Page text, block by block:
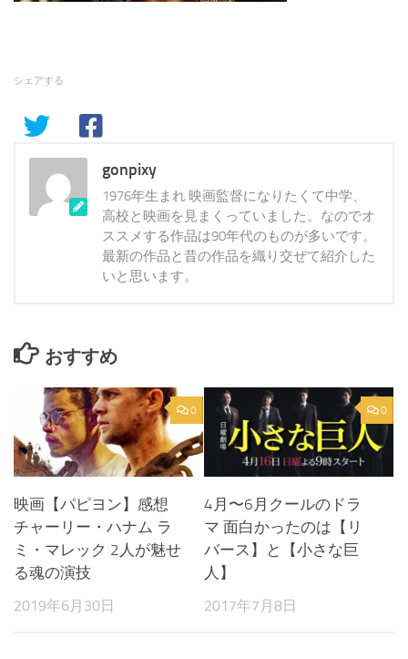
シェアする
gonpixy
1976年生まれ 映画監督になりたくて中学、
高校と映画を見まくっていました。なのでオ
ススメする作品は90年代のものが多いです。
最新の作品と昔の作品を織り交ぜて紹介した
いと思います。
おすすめ
0
映画【パピヨン】感想
チャーリー・ハナム ラ
ミ・マレック 2人が魅せ
る魂の演技
2019年6月30日
0
4月〜6月クールのドラ
マ 面白かったのは【リ
バース】と【小さな巨
人】
2017年7月8日